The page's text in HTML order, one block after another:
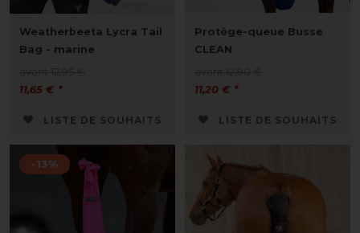
Weatherbeeta Lycra Tail
Bag - marine
11,65 € *
LISTE DE SOUHAITS
Protège-queue Busse
CLEAN
11,20 € *
LISTE DE SOUHAITS
-13%